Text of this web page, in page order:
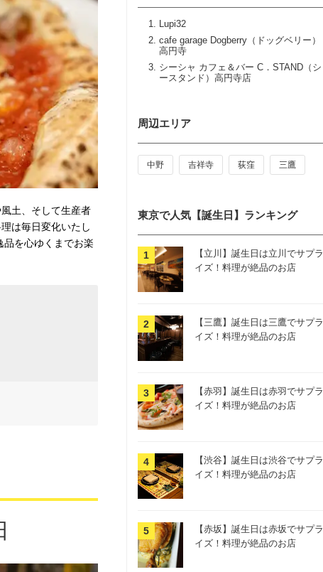
Lupi32
cafe garage Dogberry（ドッグベリー）
高円寺
シーシャ カフェ＆バー C．STAND（シ
ースタンド）高円寺店
土、そして生産者
は毎日変化いたし
品を心ゆくまでお楽
周辺エリア
中野 吉祥寺 荻窪 三鷹
東京で人気【誕生日】ランキング
【立川】誕生日は立川でサプラ
イズ！料理が絶品のお店
【三鷹】誕生日は三鷹でサプラ
イズ！料理が絶品のお店
【赤羽】誕生日は赤羽でサプラ
イズ！料理が絶品のお店
【渋谷】誕生日は渋谷でサプラ
イズ！料理が絶品のお店
【赤坂】誕生日は赤坂でサプラ
イズ！料理が絶品のお店